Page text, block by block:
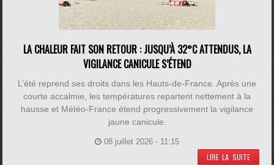
LA CHALEUR FAIT SON RETOUR : JUSQU’À 32°C ATTENDUS, LA
VIGILANCE CANICULE S’ÉTEND
L’été reprend ses droits dans les Hauts-de-France. Après une
courte accalmie, les températures repartent nettement à la
hausse et Météo-France étend progressivement la vigilance
jaune canicule.
08 juillet 2026 - 11:15
LIRE LA SUITE